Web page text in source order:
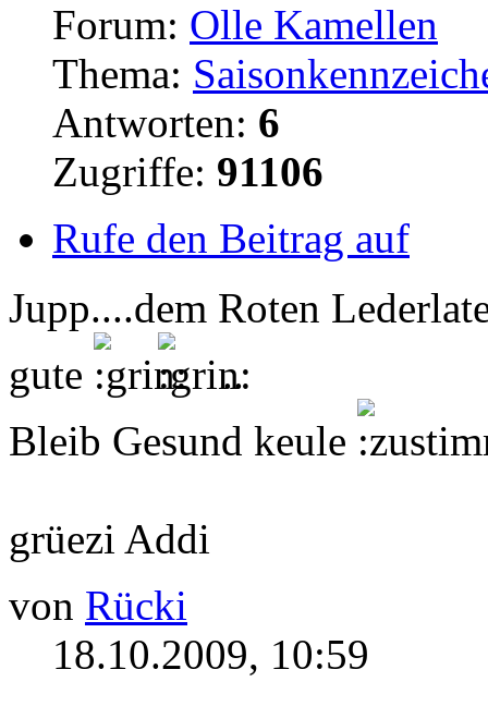
Forum: Olle Kamellen
Thema:
Antworten: 6
Zugriffe: 91106
Rufe den Beitrag auf
Jupp....dem Roten
gute
..
Bleib Gesund keule
grüezi Addi
von Rücki
18.10.2009, 10:59